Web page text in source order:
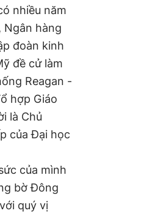
nhiều năm
Ngân hàng
đoàn kinh
đề cử làm
Reagan -
hợp Giáo
là Chủ
của Đại học
của mình
bờ Đông
quý vị